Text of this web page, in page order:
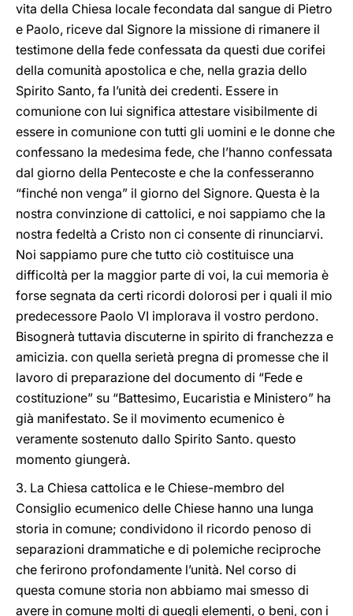
vita della Chiesa locale fecondata dal sangue di Pietro
e Paolo, riceve dal Signore la missione di rimanere il
testimone della fede confessata da questi due corifei
della comunità apostolica e che, nella grazia dello
Spirito Santo, fa l’unità dei credenti. Essere in
comunione con lui significa attestare visibilmente di
essere in comunione con tutti gli uomini e le donne che
confessano la medesima fede, che l’hanno confessata
dal giorno della Pentecoste e che la confesseranno
“finché non venga” il giorno del Signore. Questa è la
nostra convinzione di cattolici, e noi sappiamo che la
nostra fedeltà a Cristo non ci consente di rinunciarvi.
Noi sappiamo pure che tutto ciò costituisce una
difficoltà per la maggior parte di voi, la cui memoria è
forse segnata da certi ricordi dolorosi per i quali il mio
predecessore Paolo VI implorava il vostro perdono.
Bisognerà tuttavia discuterne in spirito di franchezza e
amicizia. con quella serietà pregna di promesse che il
lavoro di preparazione del documento di “Fede e
costituzione” su “Battesimo, Eucaristia e Ministero” ha
già manifestato. Se il movimento ecumenico è
veramente sostenuto dallo Spirito Santo. questo
momento giungerà.
3. La Chiesa cattolica e le Chiese-membro del
Consiglio ecumenico delle Chiese hanno una lunga
storia in comune; condividono il ricordo penoso di
separazioni drammatiche e di polemiche reciproche
che ferirono profondamente l’unità. Nel corso di
questa comune storia non abbiamo mai smesso di
avere in comune molti di quegli elementi, o beni, con i